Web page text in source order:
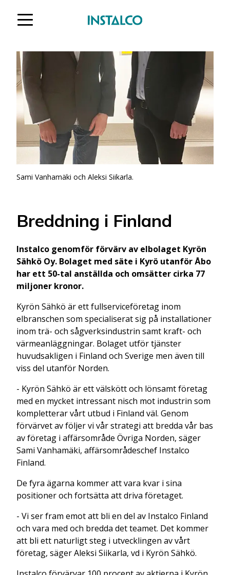
Sami Vanhamäki och Aleksi Siikarla.
Breddning i Finland
Instalco genomför förvärv av elbolaget Kyrön
Sähkö Oy. Bolaget med säte i Kyrö utanför Åbo
har ett 50-tal anställda och omsätter cirka 77
miljoner kronor.
Kyrön Sähkö är ett fullserviceföretag inom
elbranschen som specialiserat sig på installationer
inom trä- och sågverksindustrin samt kraft- och
värmeanläggningar. Bolaget utför tjänster
huvudsakligen i Finland och Sverige men även till
viss del utanför Norden.
- Kyrön Sähkö är ett välskött och lönsamt företag
med en mycket intressant nisch mot industrin som
kompletterar vårt utbud i Finland väl. Genom
förvärvet av följer vi vår strategi att bredda vår bas
av företag i affärsområde Övriga Norden, säger
Sami Vanhamäki, affärsområdeschef Instalco
Finland.
De fyra ägarna kommer att vara kvar i sina
positioner och fortsätta att driva företaget.
- Vi ser fram emot att bli en del av Instalco Finland
och vara med och bredda det teamet. Det kommer
att bli ett naturligt steg i utvecklingen av vårt
företag, säger Aleksi Siikarla, vd i Kyrön Sähkö.